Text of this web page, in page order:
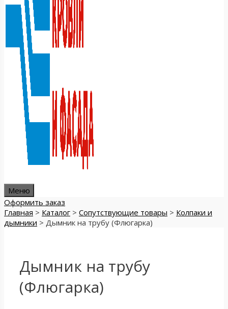
Меню
Оформить заказ
Главная > Каталог > Сопутствующие товары > Колпаки и
дымники > Дымник на трубу (Флюгарка)
Дымник на трубу
(Флюгарка)